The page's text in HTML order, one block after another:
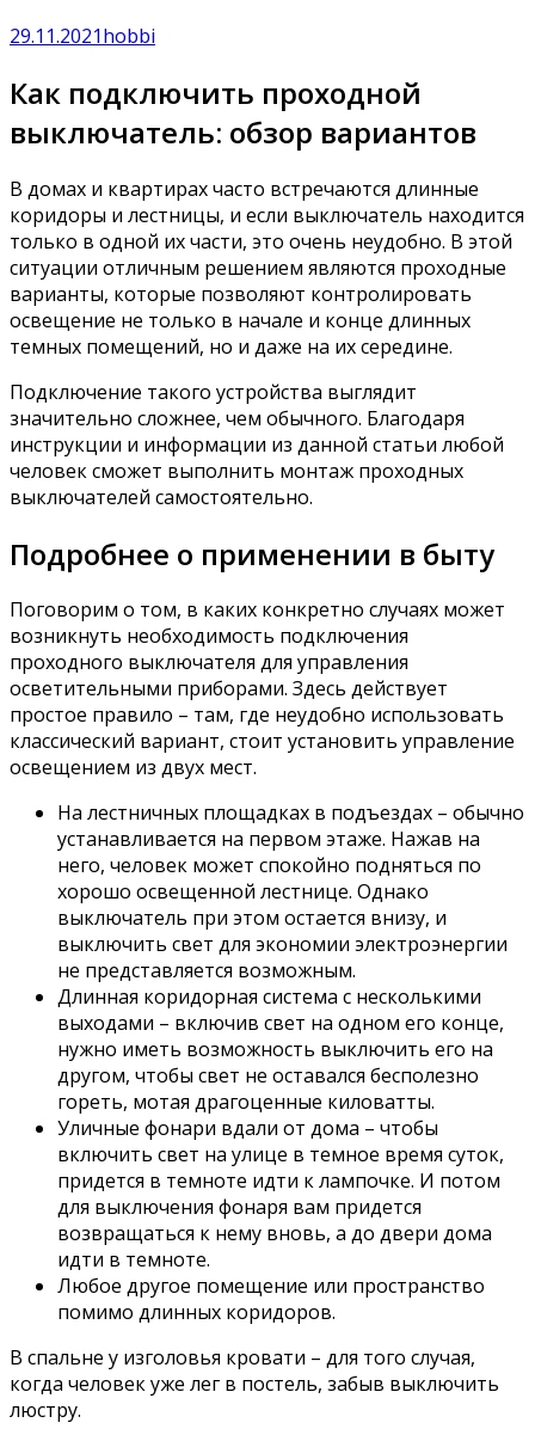
29.11.2021hobbi
Как подключить проходной
выключатель: обзор вариантов
В домах и квартирах часто встречаются длинные
коридоры и лестницы, и если выключатель находится
только в одной их части, это очень неудобно. В этой
ситуации отличным решением являются проходные
варианты, которые позволяют контролировать
освещение не только в начале и конце длинных
темных помещений, но и даже на их середине.
Подключение такого устройства выглядит
значительно сложнее, чем обычного. Благодаря
инструкции и информации из данной статьи любой
человек сможет выполнить монтаж проходных
выключателей самостоятельно.
Подробнее о применении в быту
Поговорим о том, в каких конкретно случаях может
возникнуть необходимость подключения
проходного выключателя для управления
осветительными приборами. Здесь действует
простое правило – там, где неудобно использовать
классический вариант, стоит установить управление
освещением из двух мест.
На лестничных площадках в подъездах – обычно
устанавливается на первом этаже. Нажав на
него, человек может спокойно подняться по
хорошо освещенной лестнице. Однако
выключатель при этом остается внизу, и
выключить свет для экономии электроэнергии
не представляется возможным.
Длинная коридорная система с несколькими
выходами – включив свет на одном его конце,
нужно иметь возможность выключить его на
другом, чтобы свет не оставался бесполезно
гореть, мотая драгоценные киловатты.
Уличные фонари вдали от дома – чтобы
включить свет на улице в темное время суток,
придется в темноте идти к лампочке. И потом
для выключения фонаря вам придется
возвращаться к нему вновь, а до двери дома
идти в темноте.
Любое другое помещение или пространство
помимо длинных коридоров.
В спальне у изголовья кровати – для того случая,
когда человек уже лег в постель, забыв выключить
люстру.